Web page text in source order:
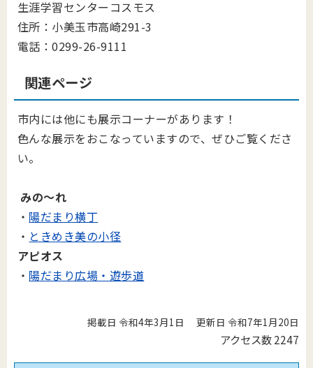
生涯学習センターコスモス
住所：小美玉市高崎291-3
電話：0299-26-9111
関連ページ
市内には他にも展示コーナーがあります！
色んな展示をおこなっていますので、ぜひご覧くださ
い。
みの～れ
・ 陽だまり横丁
・ ときめき美の小径
アピオス
・ 陽だまり広場・遊歩道
掲載日 令和4年3月1日 更新日 令和7年1月20日
アクセス数2247